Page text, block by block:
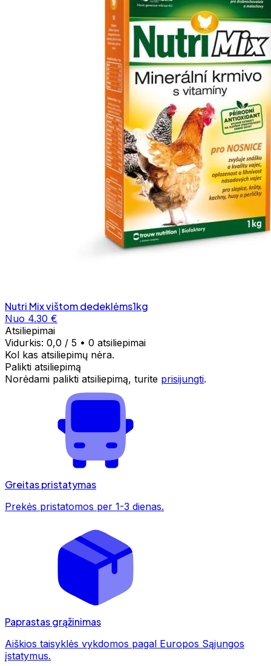
Nutri Mix vištom dedeklėms1kg
Nuo 4.30 €
Atsiliepimai
Vidurkis: 0,0 / 5 • 0 atsiliepimai
Kol kas atsiliepimų nėra.
Palikti atsiliepimą
Norėdami palikti atsiliepimą, turite prisijungti.
Greitas pristatymas
Prekės pristatomos per 1-3 dienas.
Paprastas grąžinimas
Aiškios taisyklės vykdomos pagal Europos Sąjungos
įstatymus.